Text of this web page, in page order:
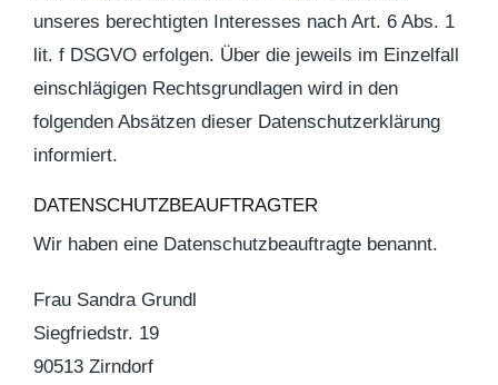
unseres berechtigten Interesses nach Art. 6 Abs. 1
lit. f DSGVO erfolgen. Über die jeweils im Einzelfall
einschlägigen Rechtsgrundlagen wird in den
folgenden Absätzen dieser Datenschutzerklärung
informiert.
DATENSCHUTZ­BEAUFTRAGTER
Wir haben eine Datenschutzbeauftragte benannt.
Frau Sandra Grundl
Siegfriedstr. 19
90513 Zirndorf